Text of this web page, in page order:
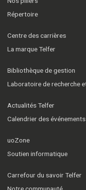
Répertoire
Centre des carrières
La marque Telfer
Bibliothèque de gestion
Laboratoire de recherche
Actualités Telfer
Calendrier des événements
uoZone
Soutien informatique
Carrefour du savoir Telfer